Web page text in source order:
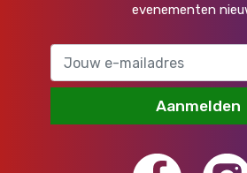
evenementen
Aanmelden